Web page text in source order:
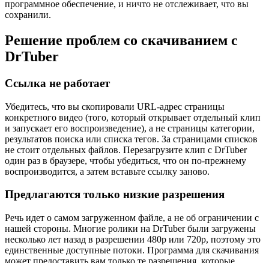
программное обеспечение, и ничто не отслеживает, что вы
сохранили.
Решение проблем со скачиванием с
DrTuber
Ссылка не работает
Убедитесь, что вы скопировали URL-адрес страницы
конкретного видео (того, который открывает отдельный клип
и запускает его воспроизведение), а не страницы категории,
результатов поиска или списка тегов. За страницами списков
не стоит отдельных файлов. Перезагрузите клип с DrTuber
один раз в браузере, чтобы убедиться, что он по-прежнему
воспроизводится, а затем вставьте ссылку заново.
Предлагаются только низкие разрешения
Речь идет о самом загруженном файле, а не об ограничении с
нашей стороны. Многие ролики на DrTuber были загружены
несколько лет назад в разрешении 480p или 720p, поэтому это
единственные доступные потоки. Программа для скачивания
может предоставить вам только те разрешения, которые